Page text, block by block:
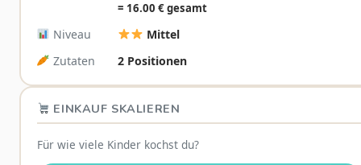
= 16.00 € gesamt
Niveau
Mittel
Zutaten
2 Positionen
EINKAUF SKALIEREN
Für wie viele Kinder kochst du?